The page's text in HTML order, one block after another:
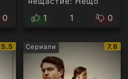
0
Америка - Сезон 1
1 1 0
IMDb
рейтинг:
5.5 Сериали
IMDb
7.8